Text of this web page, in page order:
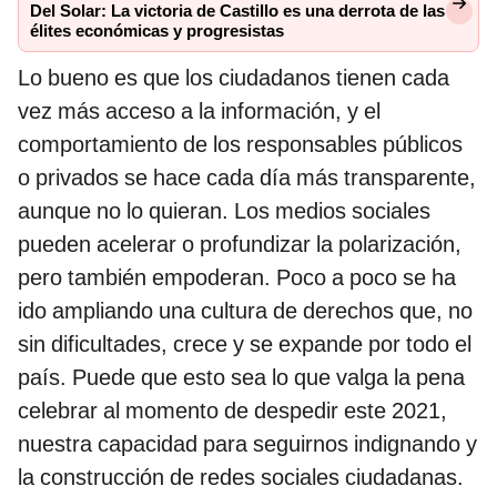
Del Solar: La victoria de Castillo es una derrota de las
élites económicas y progresistas
Lo bueno es que los ciudadanos tienen cada
vez más acceso a la información, y el
comportamiento de los responsables públicos
o privados se hace cada día más transparente,
aunque no lo quieran. Los medios sociales
pueden acelerar o profundizar la polarización,
pero también empoderan. Poco a poco se ha
ido ampliando una cultura de derechos que, no
sin dificultades, crece y se expande por todo el
país. Puede que esto sea lo que valga la pena
celebrar al momento de despedir este 2021,
nuestra capacidad para seguirnos indignando y
la construcción de redes sociales ciudadanas.